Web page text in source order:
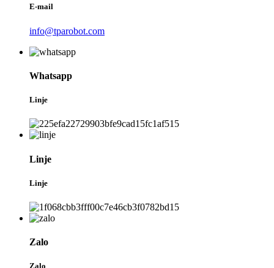
E-mail
info@tparobot.com
Whatsapp
Linje
Linje
Linje
Zalo
Zalo